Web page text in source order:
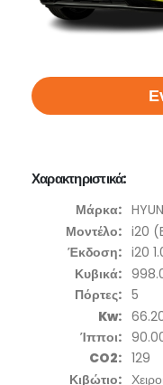
Χαρακτηριστικά:
Μάρκα:
Μοντέλο: i20
Έκδοση: i20
Κυβικά:
Πόρτες: 5
Kw:
Ίπποι:
CO2: 129
Κιβώτιο: